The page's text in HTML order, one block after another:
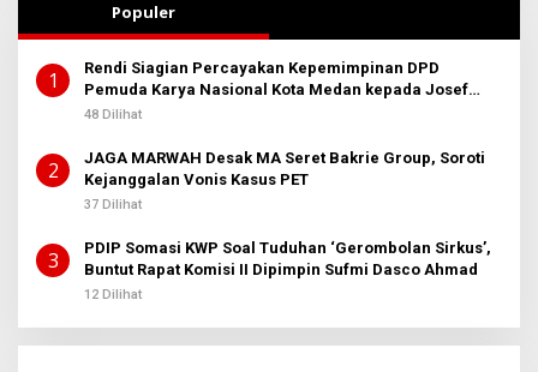
D
I
N
I
Populer
1
Rendi Siagian Percayakan Kepemimpinan DPD
Pemuda Karya Nasional Kota Medan kepada Josef
Sembiring
48 Dilihat
2
JAGA MARWAH Desak MA Seret Bakrie Group, Soroti
Kejanggalan Vonis Kasus PET
37 Dilihat
3
PDIP Somasi KWP Soal Tuduhan ‘Gerombolan Sirkus’,
Buntut Rapat Komisi II Dipimpin Sufmi Dasco Ahmad
12 Dilihat